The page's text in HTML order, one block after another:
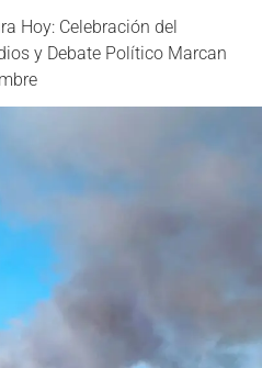
Hoy: Celebración del
y Debate Político Marcan